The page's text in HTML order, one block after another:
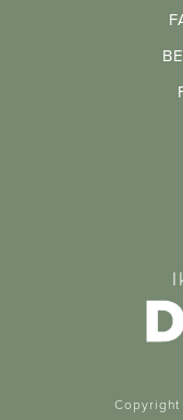
Copyright